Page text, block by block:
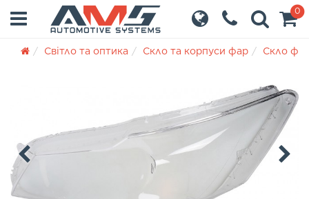
0
Світло та оптика Скло та корпуси фар Скло